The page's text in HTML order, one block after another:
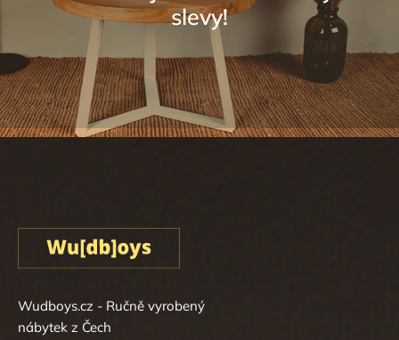
Sledovat na Instagramu
Wudboys.cz - Ručně vyrobený
nábytek z Čech